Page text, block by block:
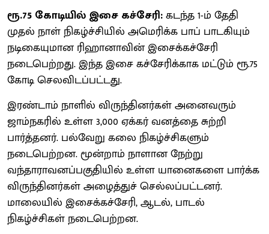
ரூ.75 கோடியில் இசை கச்சேரி:கடந்த 1-ம் தேதி
முதல் நாள் நிகழ்ச்சியில் அமெரிக்க பாப் பாடகியும்
நடிகையுமான ரிஹானாவின் இசைக்கச்சேரி
நடைபெற்றது. இந்த இசை கச்சேரிக்காக மட்டும் ரூ.75
கோடி செலவிடப்பட்டது.
இரண்டாம் நாளில் விருந்தினர்கள் அனைவரும்
ஜாம்நகரில் உள்ள 3,000 ஏக்கர் வனத்தை சுற்றி
பார்த்தனர். பல்வேறு கலை நிகழ்ச்சிகளும்
நடைபெற்றன. மூன்றாம் நாளான நேற்று
வந்தாராவனப்பகுதியில் உள்ள யானைகளை பார்க்க
விருந்தினர்கள் அழைத்துச் செல்லப்பட்டனர்.
மாலையில் இசைக்கச்சேரி, ஆடல், பாடல்
நிகழ்ச்சிகள் நடைபெற்றன.